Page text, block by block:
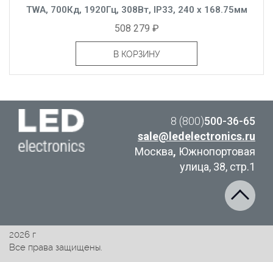
TWA, 700Кд, 1920Гц, 308Вт, IP33, 240 x 168.75мм
508 279 ₽
В КОРЗИНУ
8 (800)500-36-65
sale@ledelectronics.ru
Москва, Южнопортовая
улица, 38, стр.1
2026 г
Все права защищены.